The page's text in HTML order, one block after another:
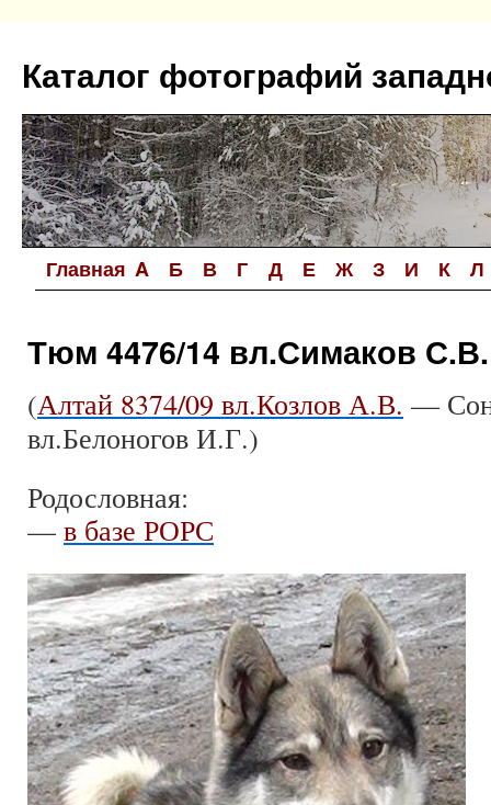
содержимому
Каталог фотографий
Главная A Б В Г Д Е Ж З И К Л
Тюм 4476/14 вл.Симаков С.В.
(Алтай 8374/09 вл.Козлов А.В. —
вл.Белоногов И.Г.)
Родословная:
— в базе РОРС